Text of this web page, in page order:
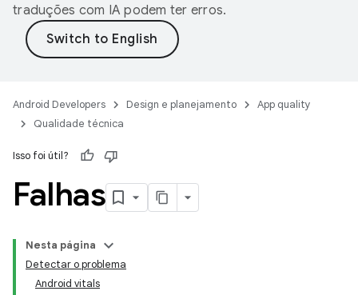
traduções com IA podem ter erros.
Android Developers Design e planejamento
App quality
Qualidade técnica
Isso foi útil?
Falhas
Nesta página
Detectar o problema
Android vitals